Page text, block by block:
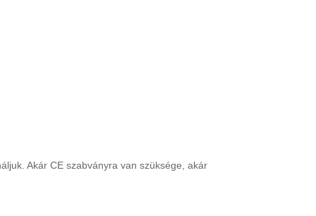
Akár CE szabványra van szüksége, akár